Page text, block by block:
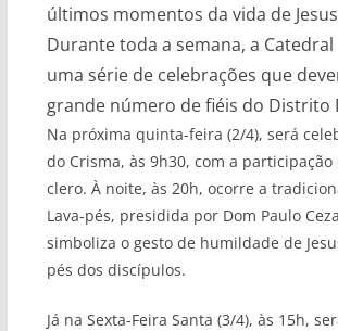
últimos momentos da vida de
Durante toda a semana, a
uma série de celebrações que
grande número de fiéis do Distrito
Na próxima quinta-feira (2/4), será
do Crisma, às 9h30, com a participação
clero. À noite, às 20h, ocorre a
Lava-pés, presidida por Dom Paulo
simboliza o gesto de humildade de
pés dos discípulos.
Já na Sexta-Feira Santa (3/4), às 15h,